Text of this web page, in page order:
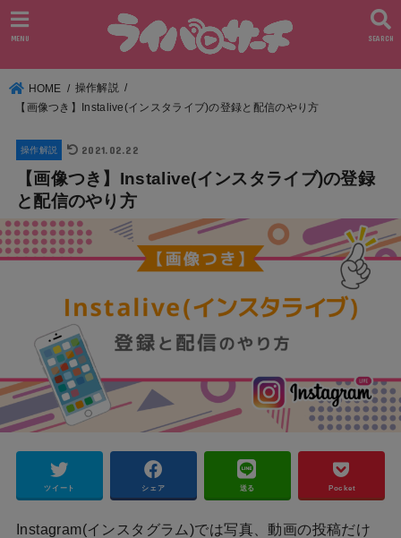
SEARCH
MENU
HOME
操作解説
【画像つき】Instalive(インスタライブ)の登録と配信のやり方
操作解説 2021.02.22
【画像つき】Instalive(インスタライブ)の登録
と配信のやり方
ツイート シェア 送る Pocket
Instagram(インスタグラム)では写真、動画の投稿だけ